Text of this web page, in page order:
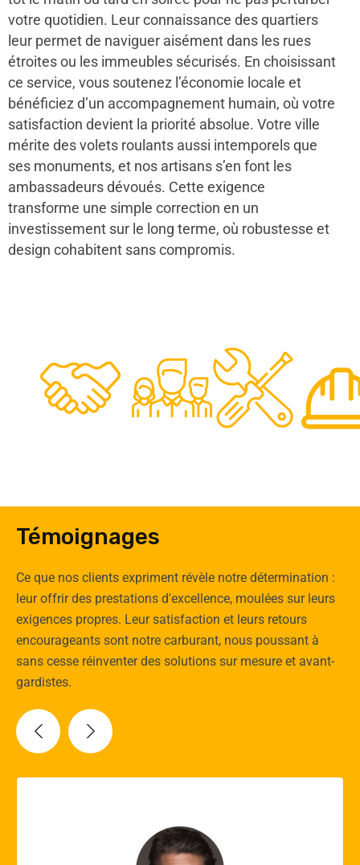
votre quotidien. Leur connaissance des quartiers
leur permet de naviguer aisément dans les rues
étroites ou les immeubles sécurisés. En choisissant
ce service, vous soutenez l’économie locale et
bénéficiez d’un accompagnement humain, où votre
satisfaction devient la priorité absolue. Votre ville
mérite des volets roulants aussi intemporels que
ses monuments, et nos artisans s’en font les
ambassadeurs dévoués. Cette exigence
transforme une simple correction en un
investissement sur le long terme, où robustesse et
design cohabitent sans compromis.
48
0
50
Experts
Témoignages
Ce que nos clients expriment révèle notre détermination :
leur offrir des prestations d'excellence, moulées sur leurs
exigences propres. Leur satisfaction et leurs retours
encourageants sont notre carburant, nous poussant à
sans cesse réinventer des solutions sur mesure et avant-
gardistes.